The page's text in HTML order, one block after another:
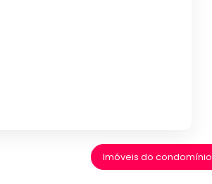
Imóveis do condomínio